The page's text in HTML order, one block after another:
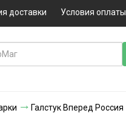
доставки Условия оплаты
Галстук Вперед Россия